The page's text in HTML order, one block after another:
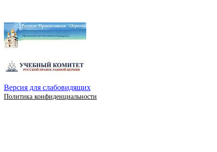
Версия для слабовидящих
Политика конфиденциальности